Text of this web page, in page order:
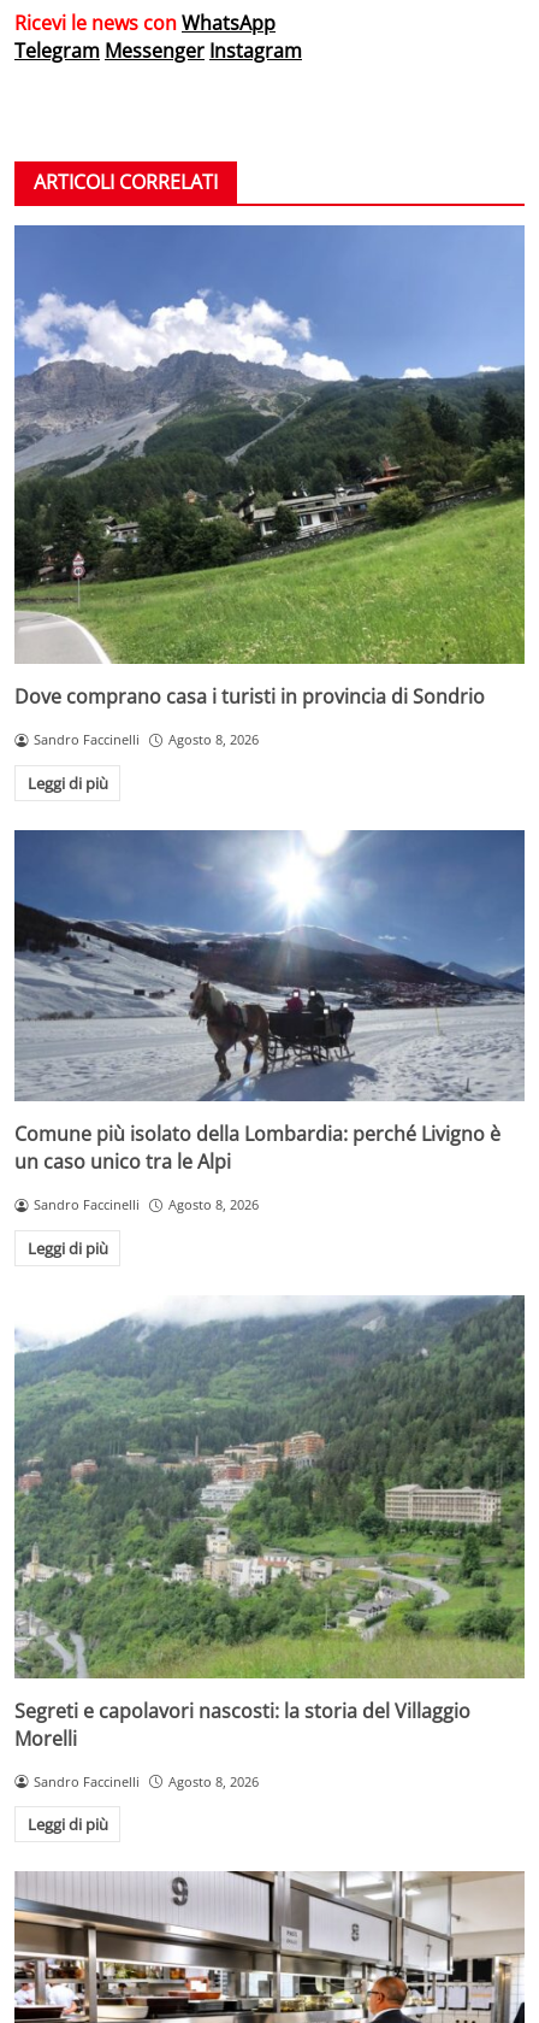
Ricevi le news conWhatsApp
Telegram Messenger Instagram
ARTICOLI CORRELATI
Dove comprano casa i turisti in provincia di Sondrio
Sandro Faccinelli Agosto 8, 2026
Leggi di più
Comune più isolato della Lombardia: perché Livigno è
un caso unico tra le Alpi
Sandro Faccinelli Agosto 8, 2026
Leggi di più
Segreti e capolavori nascosti: la storia del Villaggio
Morelli
Sandro Faccinelli Agosto 8, 2026
Leggi di più